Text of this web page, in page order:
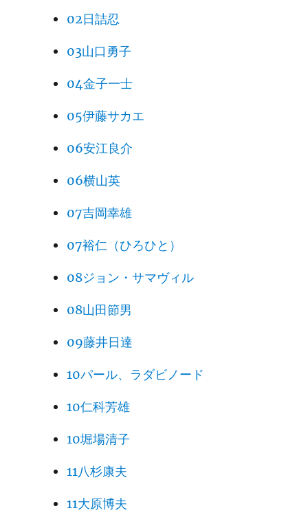
02日詰忍
03山口勇子
04金子一士
05伊藤サカエ
06安江良介
06横山英
07吉岡幸雄
07裕仁（ひろひと）
08ジョン・サマヴィル
08山田節男
09藤井日達
10パール、ラダビノード
10仁科芳雄
10堀場清子
11八杉康夫
11大原博夫